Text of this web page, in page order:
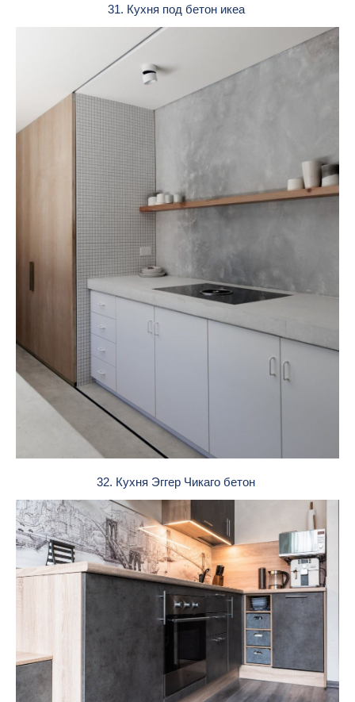
31. Кухня под бетон икеа
32. Кухня Эггер Чикаго бетон